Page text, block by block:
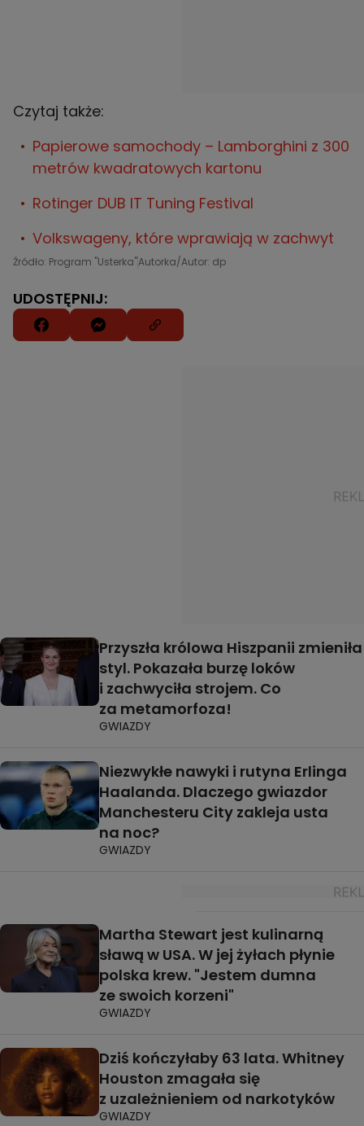
Czytaj także:
Papierowe samochody – Lamborghini z 300
metrów kwadratowych kartonu
Rotinger DUB IT Tuning Festival
Volkswageny, które wprawiają w zachwyt
Źródło: Program "Usterka"Autorka/Autor: dp
UDOSTĘPNIJ:
Przyszła królowa Hiszpanii zmieniła
styl. Pokazała burzę loków
i zachwyciła strojem. Co
za metamorfoza!
GWIAZDY
Niezwykłe nawyki i rutyna Erlinga
Haalanda. Dlaczego gwiazdor
Manchesteru City zakleja usta
na noc?
GWIAZDY
Martha Stewart jest kulinarną
sławą w USA. W jej żyłach płynie
polska krew. "Jestem dumna
ze swoich korzeni"
GWIAZDY
Dziś kończyłaby 63 lata. Whitney
Houston zmagała się
z uzależnieniem od narkotyków
GWIAZDY